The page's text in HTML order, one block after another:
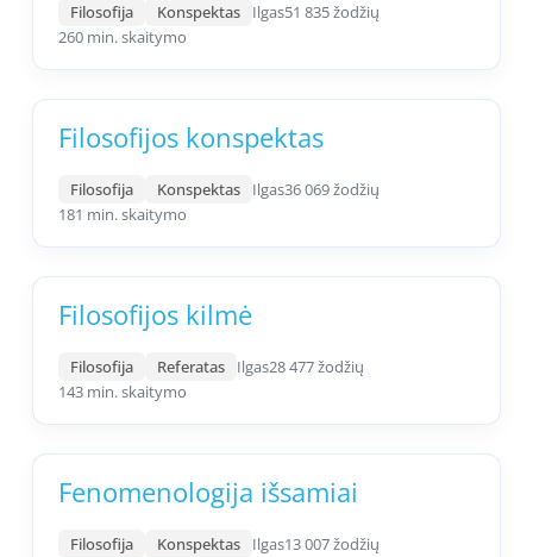
Filosofija Konspektas Ilgas51 835 žodžių
260 min. skaitymo
Filosofijos konspektas
Filosofija Konspektas Ilgas36 069 žodžių
181 min. skaitymo
Filosofijos kilmė
Filosofija Referatas Ilgas28 477 žodžių
143 min. skaitymo
Fenomenologija išsamiai
Filosofija Konspektas Ilgas13 007 žodžių